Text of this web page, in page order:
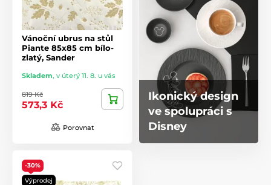
Vánoční ubrus na stůl
Piante 85x85 cm bílo-
zlatý, Sander
Skladem, v úterý 11. 8. u vás
819 Kč
573,3 Kč
Porovnat
Ikonický design
ve spolupráci s
Disney
-30%
Výprodej